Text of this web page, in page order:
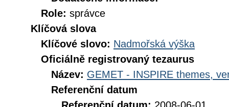
Role: správce
Klíčová slova
Klíčové slovo: Nadmořská výška
Oficiálně registrovaný tezaurus
Název: GEMET - INSPIRE themes,
Referenční datum